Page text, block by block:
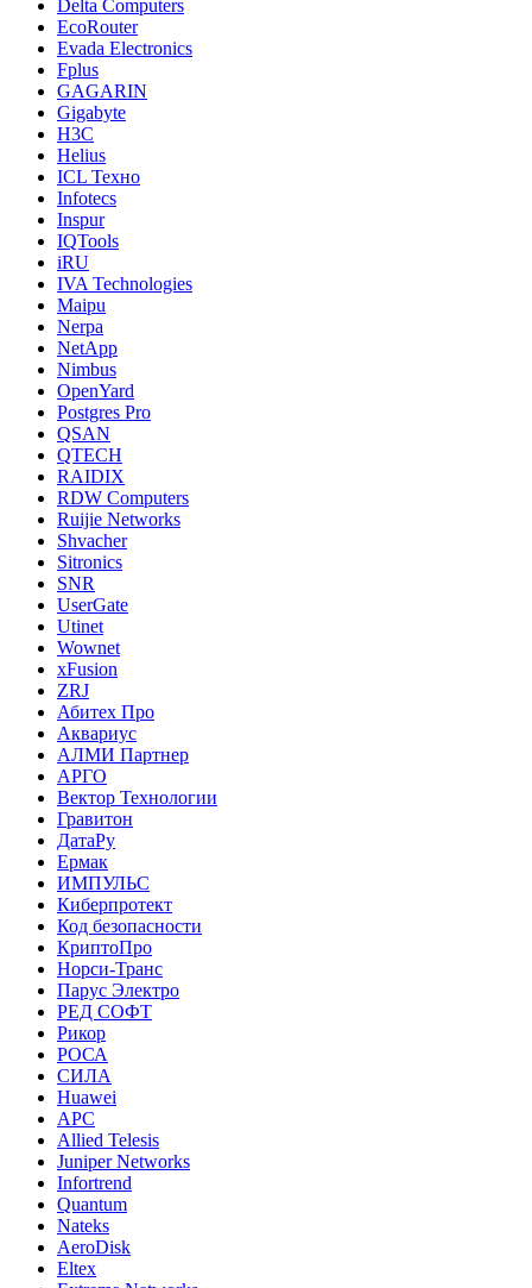
Delta Computers
EcoRouter
Evada Electronics
Fplus
GAGARIN
Gigabyte
H3C
Helius
ICL Техно
Infotecs
Inspur
IQTools
iRU
IVA Technologies
Maipu
Nerpa
NetApp
Nimbus
OpenYard
Postgres Pro
QSAN
QTECH
RAIDIX
RDW Computers
Ruijie Networks
Shvacher
Sitronics
SNR
UserGate
Utinet
Wownet
xFusion
ZRJ
Абитех Про
Аквариус
АЛМИ Партнер
АРГО
Вектор Технологии
Гравитон
ДатаРу
Ермак
ИМПУЛЬС
Киберпротект
Код безопасности
КриптоПро
Норси-Транс
Парус Электро
РЕД СОФТ
Рикор
РОСА
СИЛА
Huawei
APC
Allied Telesis
Juniper Networks
Infortrend
Quantum
Nateks
AeroDisk
Eltex